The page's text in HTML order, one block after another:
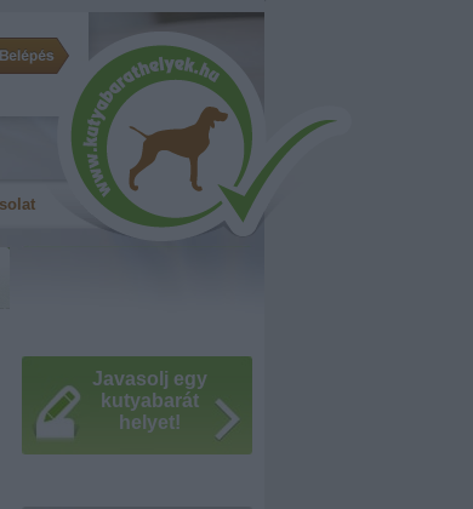
Javasolj egy
kutyabarát
helyet!